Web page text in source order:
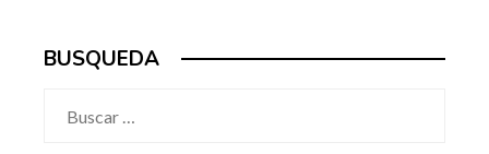
BUSQUEDA